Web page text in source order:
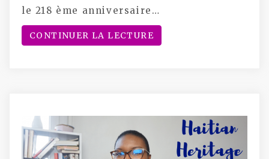
le 218 ème anniversaire…
CONTINUER LA LECTURE